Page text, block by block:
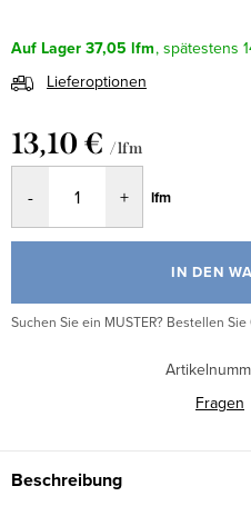
Auf Lager 37,05 lfm
Lieferoptionen
13,10 € / lfm
lfm
IN DEN
Suchen Sie ein MUSTER? Bestellen
Fragen
Beschreibung